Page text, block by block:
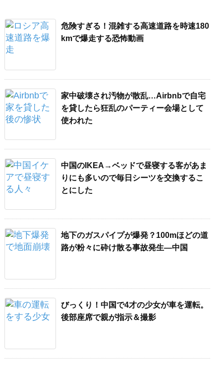
危険すぎる！混雑する高速道路を時速180
kmで爆走する恐怖動画
家中破壊され汚物が散乱…Airbnbで自宅
を貸したら狂乱のパーティー会場として
使われた
中国のIKEA→ベッドで昼寝する客があま
りにも多いので毎日シーツを交換するこ
とにした
地下のガスパイプが爆発？100mほどの道
路が粉々に砕け散る事故発生―中国
びっくり！中国で4才の少女が車を運転。
後部座席で親が指示＆撮影